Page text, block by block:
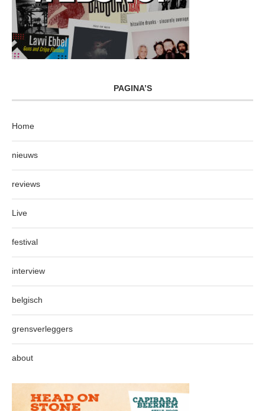
PAGINA’S
Home
nieuws
reviews
Live
festival
interview
belgisch
grensverleggers
about